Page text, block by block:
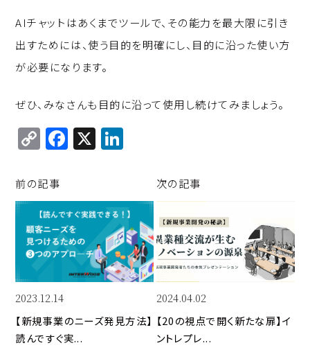
AIチャットはあくまでツールで、その能力を最大限に引き
出すためには、使う目的を明確にし、目的に沿った使い方
が必要になります。
ぜひ、みなさんも目的に沿って使用し続けてみましょう。
C
p
y
Li
n
k
F
e
b
o
o
X
e
d
I
n
前の記事
2023.12.14
【新規事業のニーズ発見方法】
読んですぐ実...
次の記事
2024.04.02
【20の視点で開く新たな扉】イ
ントレプレ...